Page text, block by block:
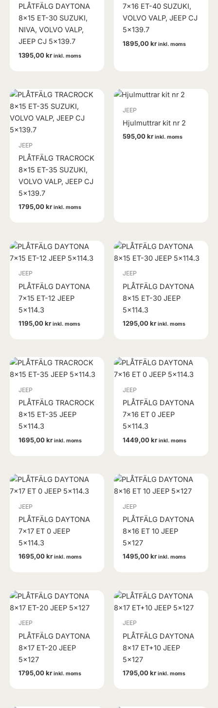
PLÅTFÄLG DAYTONA
8×15 ET-30 SUZUKI,
NIVA, VOLVO VALP,
JEEP CJ 5×139.7
1395,00kr inkl. moms
7×16 ET-40 SUZUKI,
VOLVO VALP, JEEP CJ
5×139.7
1895,00kr inkl. moms
JEEP
PLÅTFÄLG TRACROCK
8×15 ET-35 SUZUKI,
VOLVO VALP, JEEP CJ
5×139.7
1795,00kr inkl. moms
JEEP
Hjulmuttrar kit nr 2
595,00kr inkl. moms
JEEP
PLÅTFÄLG DAYTONA
7×15 ET-12 JEEP
5×114.3
1195,00kr inkl. moms
JEEP
PLÅTFÄLG DAYTONA
8×15 ET-30 JEEP
5×114.3
1295,00kr inkl. moms
JEEP
PLÅTFÄLG TRACROCK
8×15 ET-35 JEEP
5×114.3
1695,00kr inkl. moms
JEEP
PLÅTFÄLG DAYTONA
7×16 ET 0 JEEP
5×114.3
1449,00kr inkl. moms
JEEP
PLÅTFÄLG DAYTONA
7×17 ET 0 JEEP
5×114.3
1695,00kr inkl. moms
JEEP
PLÅTFÄLG DAYTONA
8×16 ET 10 JEEP
5×127
1495,00kr inkl. moms
JEEP
PLÅTFÄLG DAYTONA
8×17 ET-20 JEEP
5×127
1795,00kr inkl. moms
JEEP
PLÅTFÄLG DAYTONA
8×17 ET+10 JEEP
5×127
1795,00kr inkl. moms